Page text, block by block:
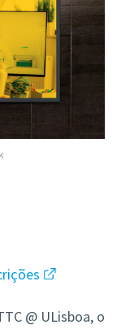
@ ULisboa, o